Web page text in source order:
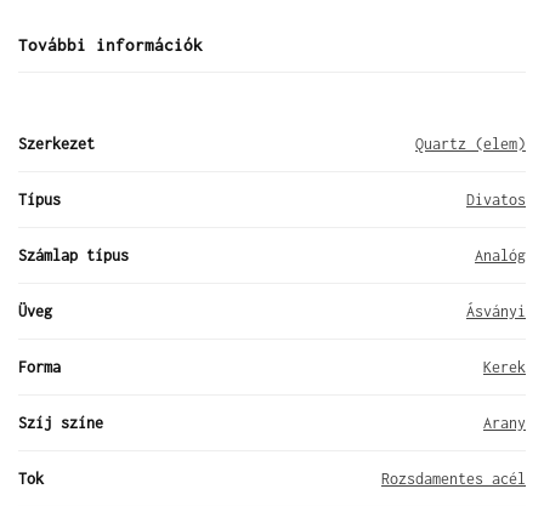
További információk
Szerkezet Quartz (elem)
Típus Divatos
Számlap típus Analóg
Üveg Ásványi
Forma Kerek
Szíj színe Arany
Tok Rozsdamentes acél